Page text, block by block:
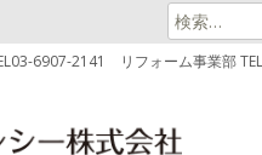
検
索:
6907-2141 リフォーム事業部